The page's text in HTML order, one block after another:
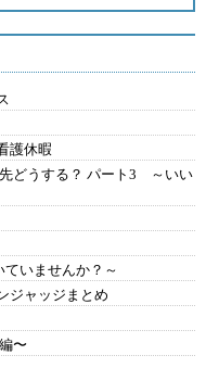
護休暇
どうする？ パート3 ～いい
ていませんか？～
ジャッジまとめ
〜